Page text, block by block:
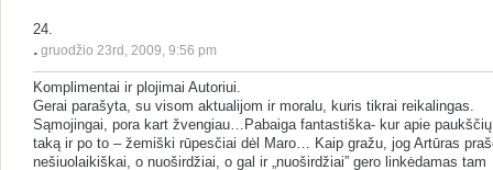
24.
. gruodžio 23rd, 2009, 9:56 pm
Komplimentai ir plojimai Autoriui.
Gerai parašyta, su visom aktualijom ir moralu, kuris tikrai reikalingas.
Sąmojingai, pora kart žvengiau…Pabaiga fantastiška- kur apie paukščių
taką ir po to – žemiški rūpesčiai dėl Maro… Kaip gražu, jog Artūras
nešiuolaikiškai, o nuoširdžiai, o gal ir „nuoširdžiai” gero linkėdamas tam